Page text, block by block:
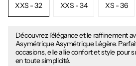
XXS - 32 XXS - 34 XS - 36
Découvrez l'élégance et le raffinement
Asymétrique Asymétrique Légère.
occasions, elle allie confort et style pour
en toute simplicité.